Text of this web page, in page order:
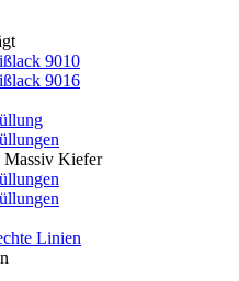
9010
9016
Massiv Kiefer
Linien